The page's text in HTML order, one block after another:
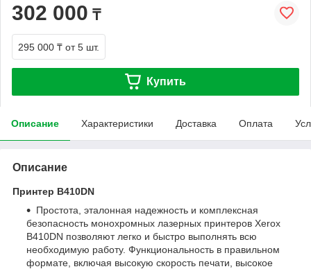
302 000 ₸
295 000 ₸ от 5 шт.
Купить
Описание Характеристики Доставка Оплата
Описание
Принтер B410DN
Простота, эталонная надежность и комплексная
безопасность монохромных лазерных принтеров Xerox
B410DN позволяют легко и быстро выполнять всю
необходимую работу. Функциональность в правильном
формате, включая высокую скорость печати, высокое